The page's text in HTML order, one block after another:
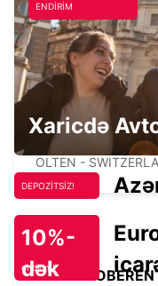
MULHOUSE
SAINT-LOUIS -
OLTEN
OLTEN -
AARAU-
ENDİRİM
Xaricdə
DEPOZİTSİZ!
10%-
dək
endirim!